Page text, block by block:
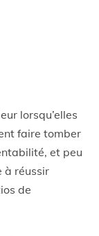
lorsqu’elles
faire tomber
et peu
à réussir
de